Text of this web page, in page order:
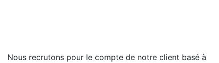
Nous recrutons pour le compte de notre client basé à